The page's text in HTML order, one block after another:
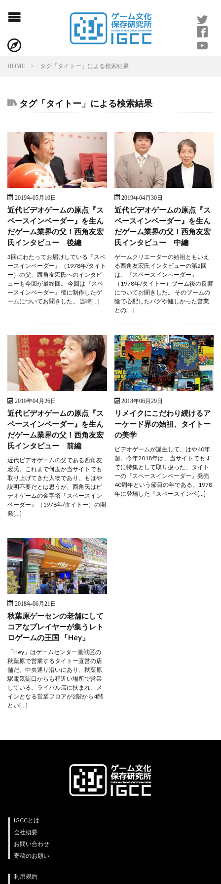
HOME タグ「タイトー」による検索結果
タグ「タイトー」による検索結果
2019年05月10日
近代ビデオゲームの原点『ス
ペースインベーダー』を生ん
だゲーム業界の父！西角友宏
氏インタビュー 後編
3回にわたってお届けしている『スペ
ースインベーダー』（1978年/タイト
ー）の父、西角友宏氏へのインタビ
ューも今回が最終回。 今回は『スペ
ースインベーダー』後に制作したゲ
ームについてお聞きした。 当時[…]
2019年04月30日
近代ビデオゲームの原点『ス
ペースインベーダー』を生ん
だゲーム業界の父！西角友宏
氏インタビュー 中編
ゲームクリエーターの始祖ともいえ
る西角友宏氏インタビューの第2回
は、『スペースインベーダー』
（1978年/タイトー）ブーム後の反響
についてお聞きした。 そのブームの
陰で心配したバグや難しかった営業
との[…]
2019年04月26日
近代ビデオゲームの原点『ス
ペースインベーダー』を生ん
だゲーム業界の父！西角友宏
氏インタビュー 前編
近代ビデオゲームの父である西角友
宏氏。これまで何度か当サイトでも
取り上げてきた人物であり、もはや
説明不要だとは思うが、西角氏はビ
デオゲームの金字塔『スペースイン
ベーダー』（1978年/タイトー）の開
発[…]
2018年06月29日
リメイクにこだわり続けるア
ーケード界の始祖、タイトー
の美学
ビデオゲームが誕生して、はや40年
超。今年2018年は、当サイトでもす
でに特集として取り扱った、タイト
ーの『スペースインベーダー』発売
40周年という節目の年である。1978
年に登場した『スペースインベ[…]
2018年06月21日
秋葉原ゲーセンの老舗にして
コアなプレイヤーが集うレト
ロゲームの王国 「Hey」
「Hey」はゲームセンター激戦区の
秋葉原で営業するタイトー直営の店
舗だ。中央通り沿いにあり、秋葉原
駅電気街口からも程近い場所で営業
している。ライバル店に挟まれ、メ
インとなる営業フロアが2階から4階
とい[…]
IGCCとは
会社概要
お問い合わせ
寄稿のお願い
利用規約